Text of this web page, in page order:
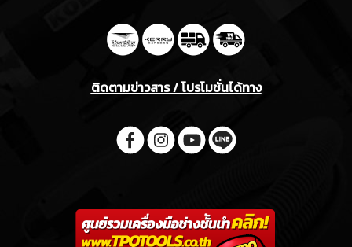
ติดตามข่าวสาร / โปรโมชั่นได้ทาง